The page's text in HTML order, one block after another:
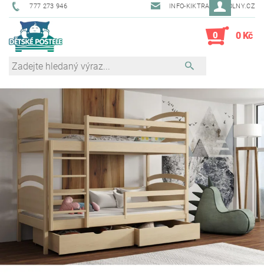
777 273 946 INFO-KIKTRADE@VOLNY.CZ
0 0 Kč